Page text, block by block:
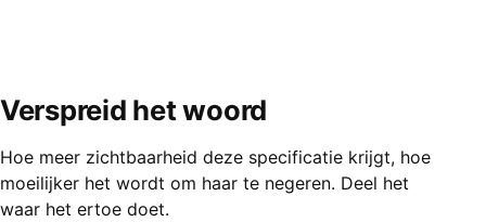
Verspreid het woord
Hoe meer zichtbaarheid deze specificatie krijgt, hoe
moeilijker het wordt om haar te negeren. Deel het
waar het ertoe doet.